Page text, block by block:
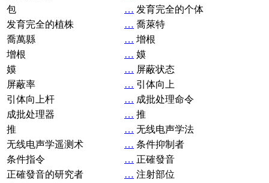
包
… 发育完全的个体
发育完全的植株
… 喬萊特
喬萬縣
… 增根
增根
… 嫫
嫫
… 屏蔽状态
屏蔽率
… 引体向上
引体向上杆
… 成批处理命令
成批处理器
… 推
推
… 无线电声学法
无线电声学遥测术
… 条件抑制者
条件指令
… 正確發音
正確發音的研究者
… 注射部位